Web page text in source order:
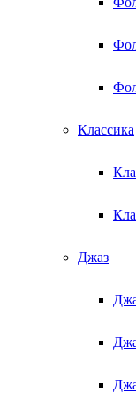
Классика
Джаз